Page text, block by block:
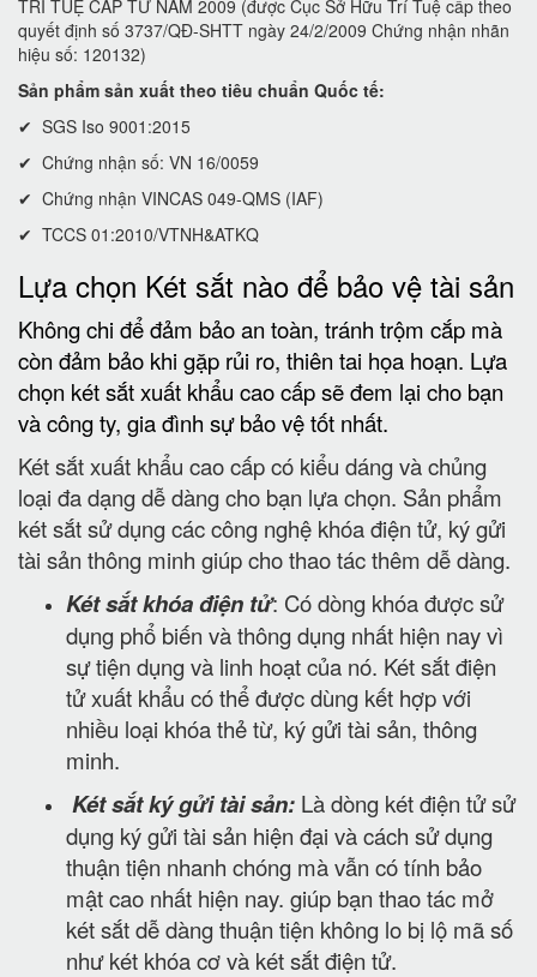
TRÍ TUỆ CẤP TỪ NĂM 2009 (được Cục Sở Hữu Trí Tuệ cấp theo
quyết định số 3737/QĐ-SHTT ngày 24/2/2009 Chứng nhận nhãn
hiệu số: 120132)
Sản phẩm sản xuất theo tiêu chuẩn Quốc tế:
✔ SGS Iso 9001:2015
✔ Chứng nhận số: VN 16/0059
✔ Chứng nhận VINCAS 049-QMS (IAF)
✔ TCCS 01:2010/VTNH&ATKQ
Lựa chọn Két sắt nào để bảo vệ tài sản
Không chi để đảm bảo an toàn, tránh trộm cắp mà
còn đảm bảo khi gặp rủi ro, thiên tai họa hoạn. Lựa
chọn két sắt xuất khẩu cao cấp sẽ đem lại cho bạn
và công ty, gia đình sự bảo vệ tốt nhất.
Két sắt xuất khẩu cao cấp có kiểu dáng và chủng
loại đa dạng dễ dàng cho bạn lựa chọn. Sản phẩm
két sắt sử dụng các công nghệ khóa điện tử, ký gửi
tài sản thông minh giúp cho thao tác thêm dễ dàng.
Két sắt khóa điện tử: Có dòng khóa được sử
dụng phổ biến và thông dụng nhất hiện nay vì
sự tiện dụng và linh hoạt của nó. Két sắt điện
tử xuất khẩu có thể được dùng kết hợp với
nhiều loại khóa thẻ từ, ký gửi tài sản, thông
minh.
Két sắt ký gửi tài sản: Là dòng két điện tử sử
dụng ký gửi tài sản hiện đại và cách sử dụng
thuận tiện nhanh chóng mà vẫn có tính bảo
mật cao nhất hiện nay. giúp bạn thao tác mở
két sắt dễ dàng thuận tiện không lo bị lộ mã số
như két khóa cơ và két sắt điện tử.